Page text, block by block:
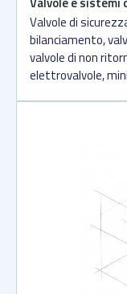
Valvole di
bilanciamento,
valvole di non
elettrovalvole,